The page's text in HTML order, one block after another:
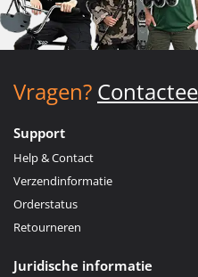
Vragen?
Support
Help & Contact
Verzendinformatie
Orderstatus
Retourneren
Juridische informatie